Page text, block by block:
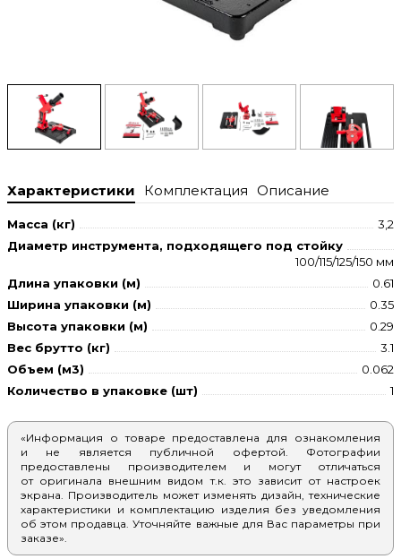
Характеристики Комплектация Описание
Масса (кг)
3,2
Диаметр инструмента, подходящего под стойку
100/115/125/150 мм
Длина упаковки (м)
0.61
Ширина упаковки (м)
0.35
Высота упаковки (м)
0.29
Вес брутто (кг)
3.1
Объем (м3)
0.062
Количество в упаковке (шт)
1
«Информация о товаре предоставлена для ознакомления
и не является публичной офертой. Фотографии
предоставлены производителем и могут отличаться
от оригинала внешним видом т.к. это зависит от настроек
экрана. Производитель может изменять дизайн, технические
характеристики и комплектацию изделия без уведомления
об этом продавца. Уточняйте важные для Вас параметры при
заказе».